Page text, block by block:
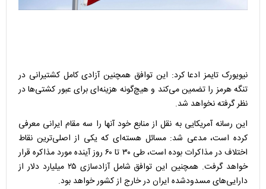
نیویورک تایمز ادعا کرد: این توافق همچنین آزادی کامل کشتیرانی در
تنگه هرمز را تضمین می‌کند و هیچ‌گونه هزینه‌ای برای عبور کشتی‌ها در
نظر گرفته نخواهد شد.
این رسانه آمریکایی به نقل از منابع خود آنها را سه مقام ایرانی معرفی
کرده است، مدعی شد: مسائل هسته‌ای که یکی از اصلی‌ترین نقاط
اختلاف در مذاکرات بوده است، طی ۳۰ تا ۶۰ روز آینده مورد مذاکره قرار
خواهد گرفت. همچنین این توافق شامل آزادسازی ۲۵ میلیارد دلار از
دارایی‌های مسدودشده ایران در خارج از کشور خواهد بود.